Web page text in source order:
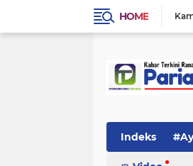
HOME
Indeks